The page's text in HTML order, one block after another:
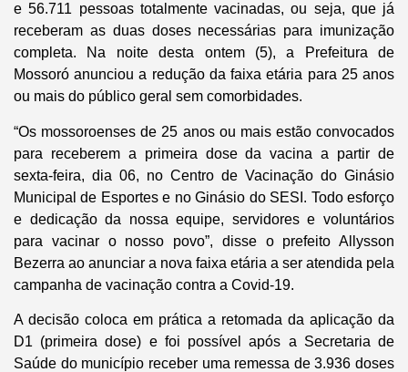
e 56.711 pessoas totalmente vacinadas, ou seja, que já
receberam as duas doses necessárias para imunização
completa. Na noite desta ontem (5), a Prefeitura de
Mossoró anunciou a redução da faixa etária para 25 anos
ou mais do público geral sem comorbidades.
“Os mossoroenses de 25 anos ou mais estão convocados
para receberem a primeira dose da vacina a partir de
sexta-feira, dia 06, no Centro de Vacinação do Ginásio
Municipal de Esportes e no Ginásio do SESI. Todo esforço
e dedicação da nossa equipe, servidores e voluntários
para vacinar o nosso povo”, disse o prefeito Allysson
Bezerra ao anunciar a nova faixa etária a ser atendida pela
campanha de vacinação contra a Covid-19.
A decisão coloca em prática a retomada da aplicação da
D1 (primeira dose) e foi possível após a Secretaria de
Saúde do município receber uma remessa de 3.936 doses